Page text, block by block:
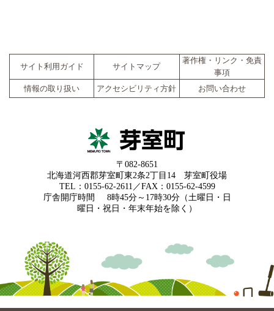
サイト利用ガイド サイトマップ
著作権・リンク・免責
事項
情報の取り扱い
アクセシビリティ方針 お問い合わせ
〒082-8651
北海道河西郡芽室町東2条2丁目14 芽室町役場
TEL：0155-62-2611／FAX：0155-62-4599
庁舎開庁時間
8時45分～17時30分（土曜日・日
曜日・祝日・年末年始を除く）